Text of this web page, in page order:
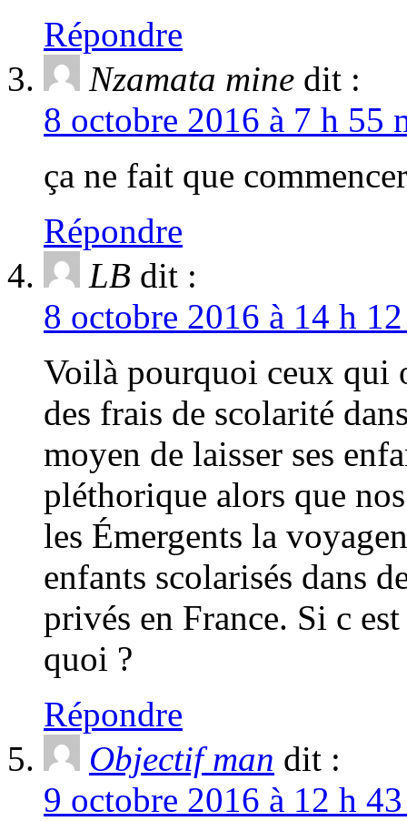
Répondre
Nzamata mine dit :
8 octobre 2016 à 7 h 55
ça ne fait que
Répondre
LB dit :
8 octobre 2016 à 14 h
Voilà pourquoi ceux qui
des frais de scolarité
moyen de laisser ses
pléthorique alors que
les Émergents la
enfants scolarisés dans
privés en France. Si c
quoi ?
Répondre
Objectif man dit :
9 octobre 2016 à 12 h